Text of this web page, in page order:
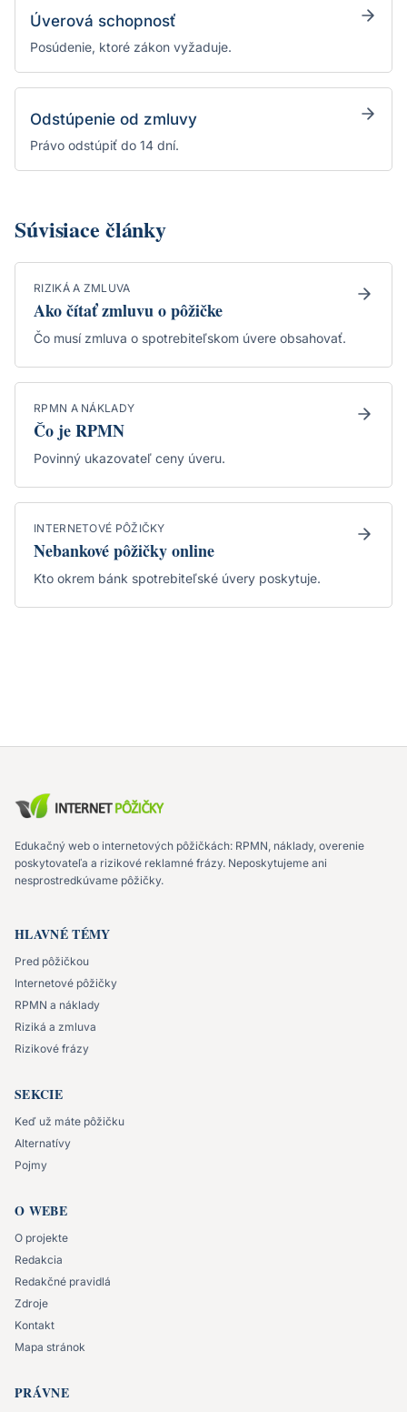
Úverová schopnosť
Posúdenie, ktoré zákon vyžaduje.
Odstúpenie od zmluvy
Právo odstúpiť do 14 dní.
Súvisiace články
RIZIKÁ A ZMLUVA
Ako čítať zmluvu o pôžičke
Čo musí zmluva o spotrebiteľskom úvere obsahovať.
RPMN A NÁKLADY
Čo je RPMN
Povinný ukazovateľ ceny úveru.
INTERNETOVÉ PÔŽIČKY
Nebankové pôžičky online
Kto okrem bánk spotrebiteľské úvery poskytuje.
Edukačný web o internetových pôžičkách: RPMN, náklady, overenie
poskytovateľa a rizikové reklamné frázy. Neposkytujeme ani
nesprostredkúvame pôžičky.
HLAVNÉ TÉMY
Pred pôžičkou
Internetové pôžičky
RPMN a náklady
Riziká a zmluva
Rizikové frázy
SEKCIE
Keď už máte pôžičku
Alternatívy
Pojmy
O WEBE
O projekte
Redakcia
Redakčné pravidlá
Zdroje
Kontakt
Mapa stránok
PRÁVNE